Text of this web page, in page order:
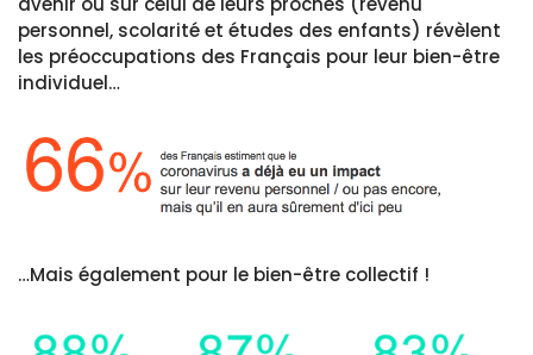
personnel, scolarité et études des enfants) révèlent
les préoccupations des Français pour leur bien-être
individuel…
…Mais également pour le bien-être collectif !